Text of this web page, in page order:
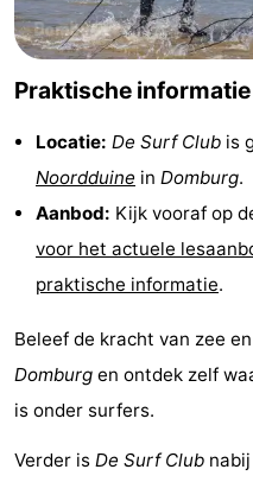
Kop
van
Schouwen
-
Veere
-
Natuur
Oranjezon
-
Oostkapelle
Natuur
Zoutelande
-
Natuur
-
Praktische informatie
Locatie: De Surf Club is
Noordduine in Domburg.
Aanbod: Kijk vooraf op
voor het actuele
praktische informatie.
Beleef de kracht van zee
Domburg en ontdek zelf
is onder surfers.
Verder is De Surf Club